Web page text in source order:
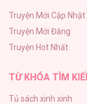
Mùa Xuân
104
Truyện Mới Cập Nhật
Truyện Mới Đăng
Truyện Hot Nhất
TỪ KHÓA TÌM
Tủ sách xinh xinh